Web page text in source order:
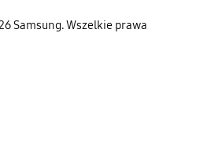
Samsung. Wszelkie prawa